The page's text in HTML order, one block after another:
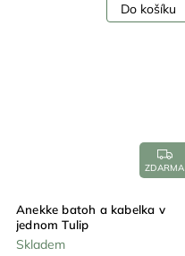
Do košíku
ZDARMA
Anekke batoh a kabelka v
jednom Tulip
Skladem